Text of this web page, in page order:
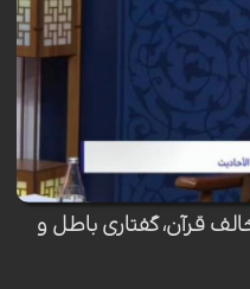
قرآن، گفتاری باطل و